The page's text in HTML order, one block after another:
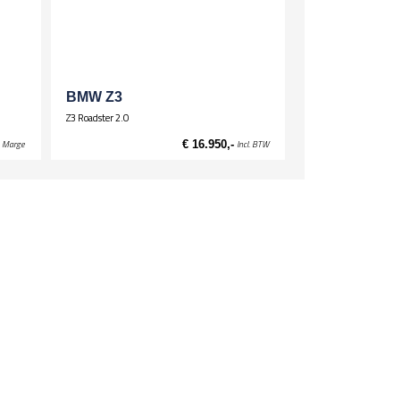
Marge
BMW Z3
Z3 Roadster 2.0
€ 16.950,- Incl. BTW